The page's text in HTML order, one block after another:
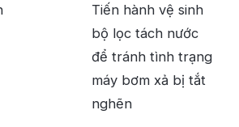
Tiến hành vệ sinh
bộ lọc tách nước
để tránh tình trạng
máy bơm xả bị tắt
nghẽn